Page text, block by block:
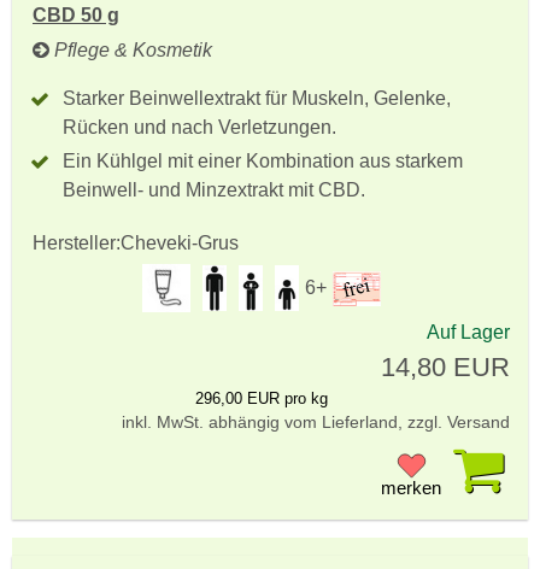
CBD 50 g
Pflege & Kosmetik
Starker Beinwellextrakt für Muskeln, Gelenke,
Rücken und nach Verletzungen.
Ein Kühlgel mit einer Kombination aus starkem
Beinwell- und Minzextrakt mit CBD.
Hersteller:Cheveki-Grus
6+
Auf Lager
14,80 EUR
296,00 EUR pro kg
inkl. MwSt. abhängig vom Lieferland, zzgl. Versand
merken